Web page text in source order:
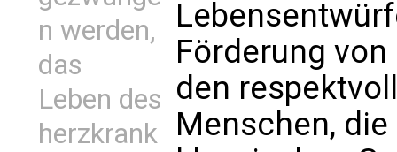
n werden,
das
Leben des
herzkrank
Förderung
den
Menschen,